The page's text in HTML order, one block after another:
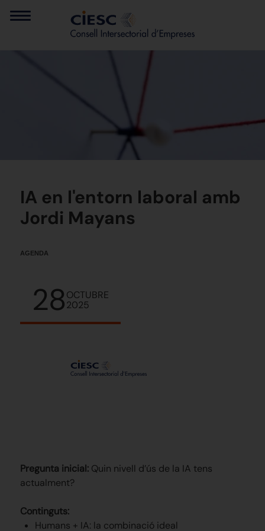
IA en l'entorn laboral amb
Jordi Mayans
AGENDA
28OCTUBRE
2025
Pregunta inicial:Quin nivell d’ús de la IA tens
actualment?
Continguts:
Humans + IA: la combinació ideal